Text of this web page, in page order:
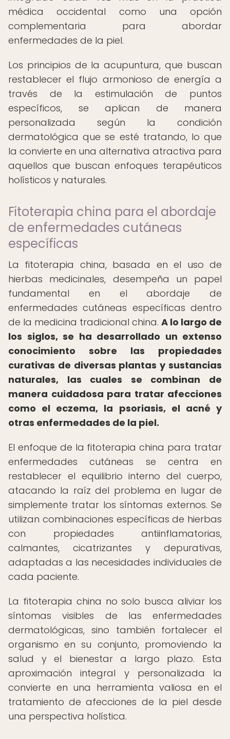
médica occidental como una opción
complementaria para abordar
enfermedades de la piel.
Los principios de la acupuntura, que buscan
restablecer el flujo armonioso de energía a
través de la estimulación de puntos
específicos, se aplican de manera
personalizada según la condición
dermatológica que se esté tratando, lo que
la convierte en una alternativa atractiva para
aquellos que buscan enfoques terapéuticos
holísticos y naturales.
Fitoterapia china para el abordaje
de enfermedades cutáneas
específicas
La fitoterapia china, basada en el uso de
hierbas medicinales, desempeña un papel
fundamental en el abordaje de
enfermedades cutáneas específicas dentro
de la medicina tradicional china. A lo largo de
los siglos, se ha desarrollado un extenso
conocimiento sobre las propiedades
curativas de diversas plantas y sustancias
naturales, las cuales se combinan de
manera cuidadosa para tratar afecciones
como el eczema, la psoriasis, el acné y
otras enfermedades de la piel.
El enfoque de la fitoterapia china para tratar
enfermedades cutáneas se centra en
restablecer el equilibrio interno del cuerpo,
atacando la raíz del problema en lugar de
simplemente tratar los síntomas externos. Se
utilizan combinaciones específicas de hierbas
con propiedades antiinflamatorias,
calmantes, cicatrizantes y depurativas,
adaptadas a las necesidades individuales de
cada paciente.
La fitoterapia china no solo busca aliviar los
síntomas visibles de las enfermedades
dermatológicas, sino también fortalecer el
organismo en su conjunto, promoviendo la
salud y el bienestar a largo plazo. Esta
aproximación integral y personalizada la
convierte en una herramienta valiosa en el
tratamiento de afecciones de la piel desde
una perspectiva holística.